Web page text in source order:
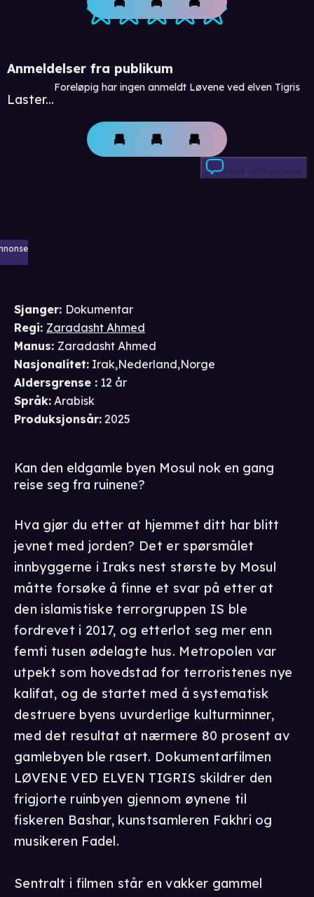
Anmeldelser fra publikum
Laster...
Foreløpig har ingen anmeldt Løvene ved elven Tigris
Skriv anmeldelse
Sjanger: Dokumentar
Regi: Zaradasht Ahmed
Manus: Zaradasht Ahmed
Nasjonalitet: Irak,Nederland,Norge
Aldersgrense : 12 år
Språk: Arabisk
Produksjonsår: 2025
Kan den eldgamle byen Mosul nok en gang
reise seg fra ruinene?
Hva gjør du etter at hjemmet ditt har blitt
jevnet med jorden? Det er spørsmålet
innbyggerne i Iraks nest største by Mosul
måtte forsøke å finne et svar på etter at
den islamistiske terrorgruppen IS ble
fordrevet i 2017, og etterlot seg mer enn
femti tusen ødelagte hus. Metropolen var
utpekt som hovedstad for terroristenes nye
kalifat, og de startet med å systematisk
destruere byens uvurderlige kulturminner,
med det resultat at nærmere 80 prosent av
gamlebyen ble rasert. Dokumentarfilmen
LØVENE VED ELVEN TIGRIS skildrer den
frigjorte ruinbyen gjennom øynene til
fiskeren Bashar, kunstsamleren Fakhri og
musikeren Fadel.
Sentralt i filmen står en vakker gammel